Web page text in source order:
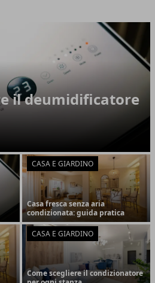
il deumidificatore
CASA E GIARDINO
Casa fresca senza aria
condizionata: guida pratica
CASA E GIARDINO
Come scegliere il condizionatore